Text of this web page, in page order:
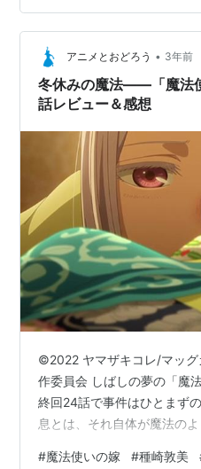
アニメとおどろう • 3年前
冬休みの魔法――「魔法
話レビュー＆感想
©2022 ヤマザキコレ/マッグ
作委員会 しばしの夢の「魔
終回24話で事件はひとまず
息とは、それ自体が魔法のよ
#魔法使いの嫁 #種崎敦美